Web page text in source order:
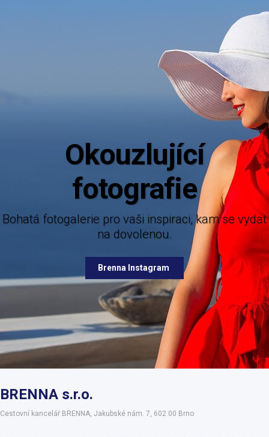
pro vaši inspiraci, kam se vydat
na dovolenou.
Brenna Instagram
Mějte dokonalý přehled o novinkách
nabízených destinací.
Brenna Facebook
BRENNA s.r.o.
Cestovní kancelář BRENNA, Jakubské nám. 7, 602 00 Brno